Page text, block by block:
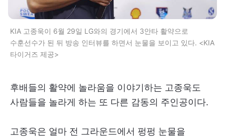
KIA 고종욱이 6월 29일 LG와의 경기에서 3안타 활약으로
수훈선수가 된 뒤 방송 인터뷰를 하면서 눈물을 보이고 있다. <KIA
타이거즈 제공>
후배들의 활약에 놀라움을 이야기하는 고종욱도
사람들을 놀라게 하는 또 다른 감동의 주인공이다.
고종욱은 얼마 전 그라운드에서 펑펑 눈물을